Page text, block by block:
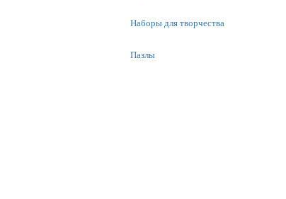
Наборы для творчества
Пазлы